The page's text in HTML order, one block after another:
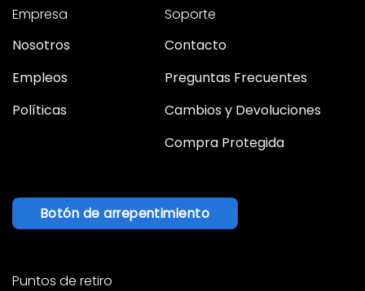
Empresa
Nosotros
Empleos
Políticas
Soporte
Contacto
Preguntas Frecuentes
Cambios y Devoluciones
Compra Protegida
Botón de arrepentimiento
Puntos de retiro